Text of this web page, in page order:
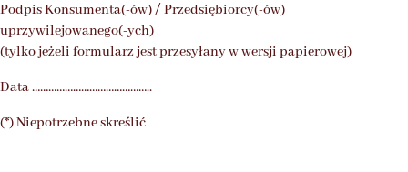
Podpis Konsumenta(-ów) / Przedsiębiorcy(-ów)
uprzywilejowanego(-ych)
(tylko jeżeli formularz jest przesyłany w wersji papierowej)
Data ……………………………………..
(*) Niepotrzebne skreślić